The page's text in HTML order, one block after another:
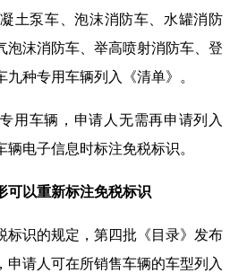
土泵车、泡沫消防车、水罐消防
泡沫消防车、举高喷射消防车、登
种专用车辆列入《清单》。
用车辆，申请人无需再申请列入
辆电子信息时标注免税标识。
可以重新标注免税标识
标识的规定，第四批《目录》发布
申请人可在所销售车辆的车型列入